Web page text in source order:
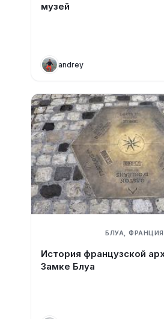
музей
andrey
БЛУА, ФРАНЦИЯ
История французской
Замке Блуа